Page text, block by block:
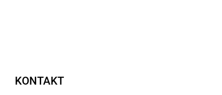
KONTAKT